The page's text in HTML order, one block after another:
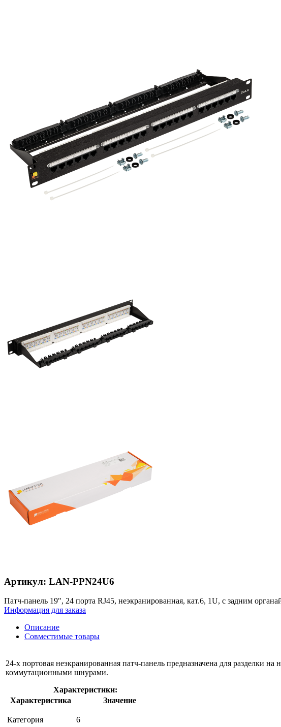
Артикул: LAN-PPN24U6
Патч-панель 19", 24 порта RJ45, неэкранированная, кат.6, 1U, с задним
Информация для заказа
Описание
Совместимые товары
24-х портовая неэкранированная патч-панель предназначена для разделки
коммутационными шнурами.
Характеристики:
Характеристика
Значение
Категория 6